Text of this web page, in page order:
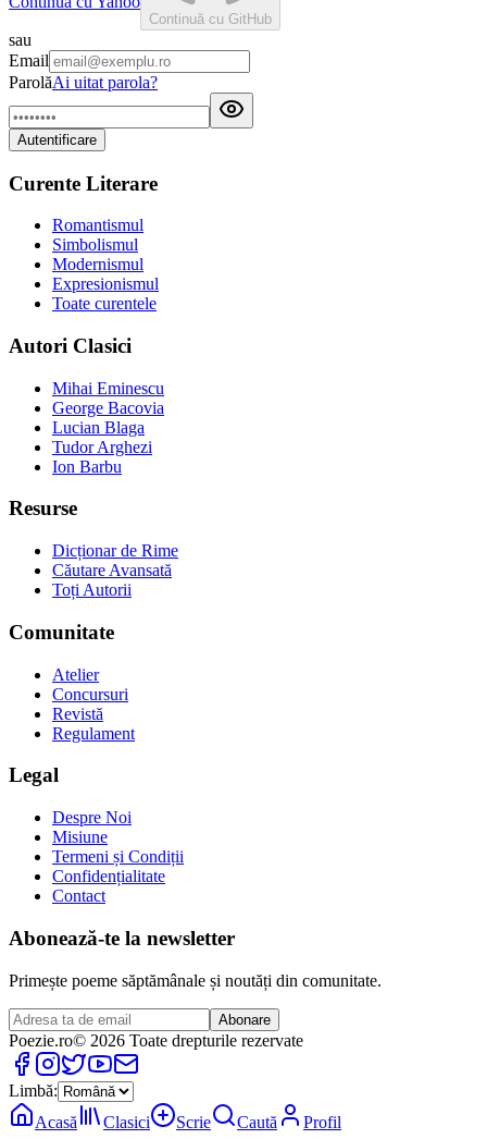
Continuă cu GitHub
sau
Email
ParolăAi uitat parola?
Autentificare
Curente Literare
Romantismul
Simbolismul
Modernismul
Expresionismul
Toate curentele
Autori Clasici
Mihai Eminescu
George Bacovia
Lucian Blaga
Tudor Arghezi
Ion Barbu
Resurse
Dicționar de Rime
Căutare Avansată
Toți Autorii
Comunitate
Atelier
Concursuri
Revistă
Regulament
Legal
Despre Noi
Misiune
Termeni și Condiții
Confidențialitate
Contact
Abonează-te la newsletter
Primește poeme săptămânale și noutăți din comunitate.
Abonare
Poezie.ro© 2026 Toate drepturile rezervate
Limbă:
Acasă
Clasici Scrie Caută Profil